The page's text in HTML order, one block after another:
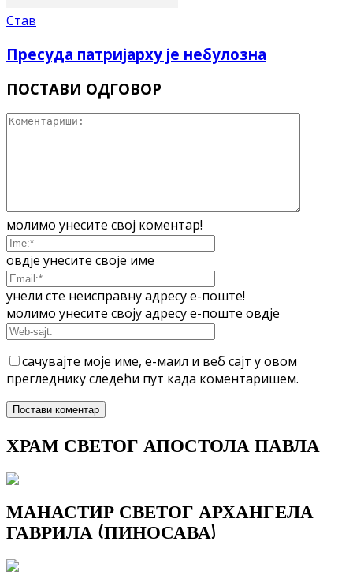
Став
Пресуда патријарху је небулозна
ПОСТАВИ ОДГОВОР
молимо унесите свој коментар!
овдје унесите своје име
унели сте неисправну адресу е-поште!
молимо унесите своју адресу е-поште овдје
сачувајте моје име, е-маил и веб сајт у овом
прегледнику следећи пут када коментаришем.
ХРАМ СВЕТОГ АПОСТОЛА ПАВЛА
МАНАСТИР СВЕТОГ АРХАНГЕЛА
ГАВРИЛА (ПИНОСАВА)